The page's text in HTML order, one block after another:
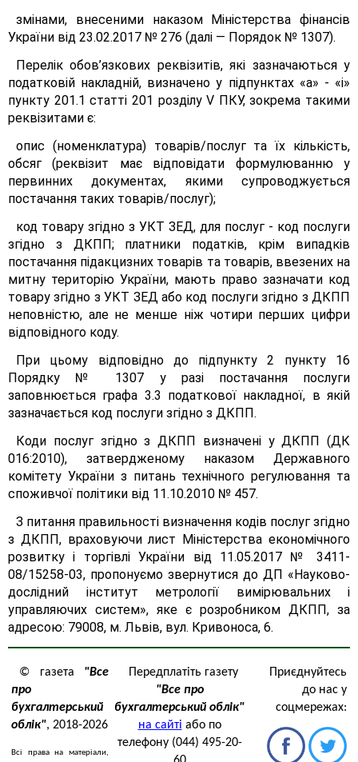
змінами, внесеними наказом Міністерства фінансів
України від 23.02.2017 № 276 (далі — Порядок № 1307).
Перелік обов’язкових реквізитів, які зазначаються у
податковій накладній, визначено у підпунктах «а» - «і»
пункту 201.1 статті 201 розділу V ПКУ, зокрема такими
реквізитами є:
опис (номенклатура) товарів/послуг та їх кількість,
обсяг (реквізит має відповідати формулюванню у
первинних документах, якими супроводжується
постачання таких товарів/послуг);
код товару згідно з УКТ ЗЕД, для послуг - код послуги
згідно з ДКПП; платники податків, крім випадків
постачання підакцизних товарів та товарів, ввезених на
митну територію України, мають право зазначати код
товару згідно з УКТ ЗЕД або код послуги згідно з ДКПП
неповністю, але не менше ніж чотири перших цифри
відповідного коду.
При цьому відповідно до підпункту 2 пункту 16
Порядку № 1307 у разі постачання послуги
заповнюється графа 3.3 податкової накладної, в якій
зазначається код послуги згідно з ДКПП.
Коди послуг згідно з ДКПП визначені у ДКПП (ДК
016:2010), затвердженому наказом Державного
комітету України з питань технічного регулювання та
споживчої політики від 11.10.2010 № 457.
З питання правильності визначення кодів послуг згідно
з ДКПП, враховуючи лист Міністерства економічного
розвитку і торгівлі України від 11.05.2017 № 3411-
08/15258-03, пропонуємо звернутися до ДП «Науково-
дослідний інститут метрології вимірювальних і
управляючих систем», яке є розробником ДКПП, за
адресою: 79008, м. Львів, вул. Кривоноса, 6.
© газета "Все
про
бухгалтерський
облік", 2018-2026
Всі права на матеріали,
Передплатіть газету
"Все про
бухгалтерський облік"
на сайті або по
телефону (044) 495-20-
Приєднуйтесь
до нас у
соцмережах: